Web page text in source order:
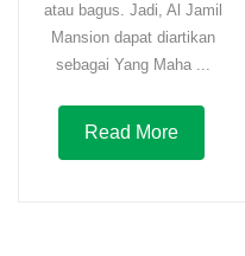
atau bagus. Jadi, Al Jamil
Mansion dapat diartikan
sebagai Yang Maha ...
Read More